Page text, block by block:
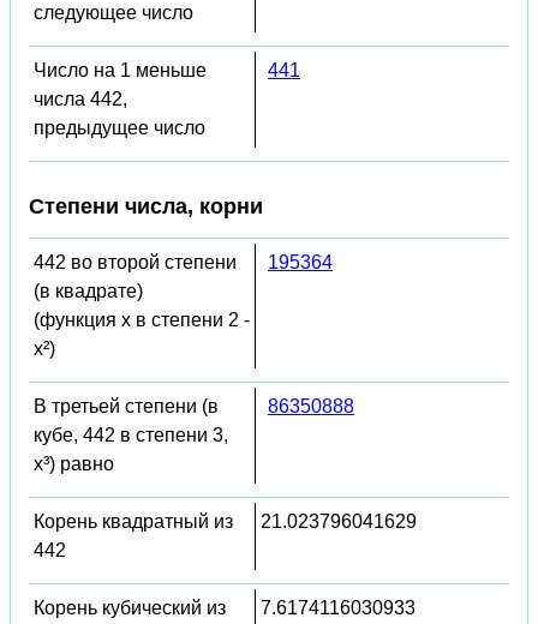
следующее число
Число на 1 меньше
числа 442,
предыдущее число
441
Степени числа, корни
442 во второй степени
(в квадрате)
(функция x в степени 2 -
x²)
195364
В третьей степени (в
кубе, 442 в степени 3,
x³) равно
86350888
Корень квадратный из
442
21.023796041629
Корень кубический из
7.6174116030933